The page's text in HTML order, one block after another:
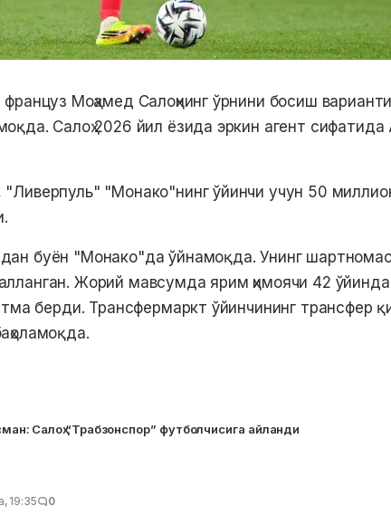
Моҳамед Салоҳнинг ўрнини босиш варианти
Салоҳ 2026 йил ёзида эркин агент сифатида
"Монако"нинг ўйинчи учун 50
буён "Монако"да ўйнамоқда. Унинг
Жорий мавсумда ярим ҳимоячи 42 ўйинда
берди. Трансфермаркт ўйинчининг трансфер
Салоҳ “Трабзонспор” футболчисига айланди
19:35 0